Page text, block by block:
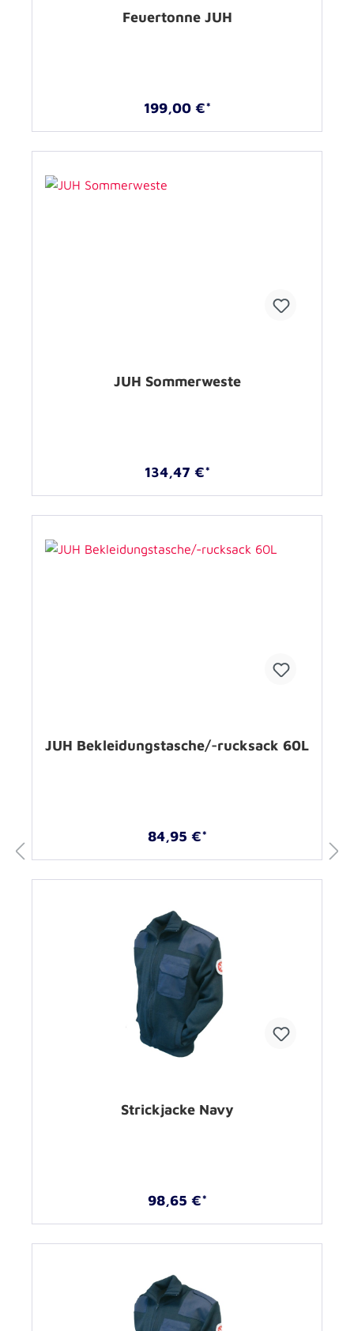
Feuertonne JUH
199,00 €*
JUH Sommerweste
134,47 €*
JUH Bekleidungstasche/-rucksack 60L
84,95 €*
Strickjacke Navy
98,65 €*